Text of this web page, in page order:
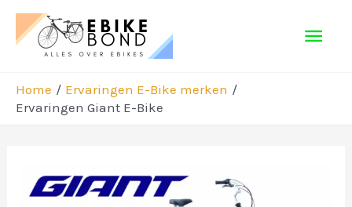
naar
Home
Ervaringen E-Bike merken
Ervaringen Giant E-Bike